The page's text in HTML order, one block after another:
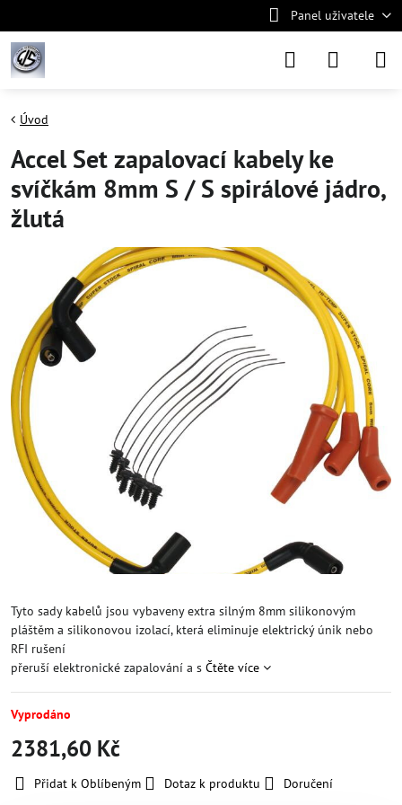
Panel uživatele
Úvod
Accel Set zapalovací kabely ke
svíčkám 8mm S / S spirálové jádro,
žlutá
Tyto sady kabelů jsou vybaveny extra silným 8mm silikonovým
pláštěm a silikonovou izolací, která eliminuje elektrický únik nebo
RFI rušení
přeruší elektronické zapalování a s Čtěte více
Vyprodáno
2381,60 Kč
Přidat k Oblíbeným Dotaz k produktu Doručení